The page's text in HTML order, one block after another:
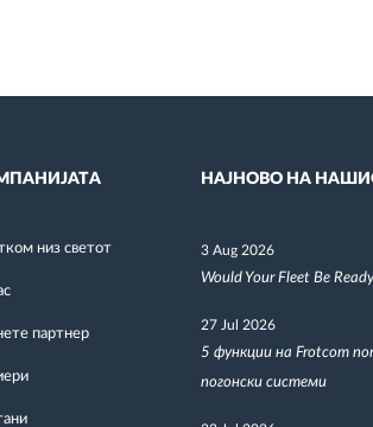
низ светот
партнер
НАЈНОВО НА
3 Aug 2026
Would Your Fleet Be
27 Jul 2026
5 функции на Frotcom
погонски системи